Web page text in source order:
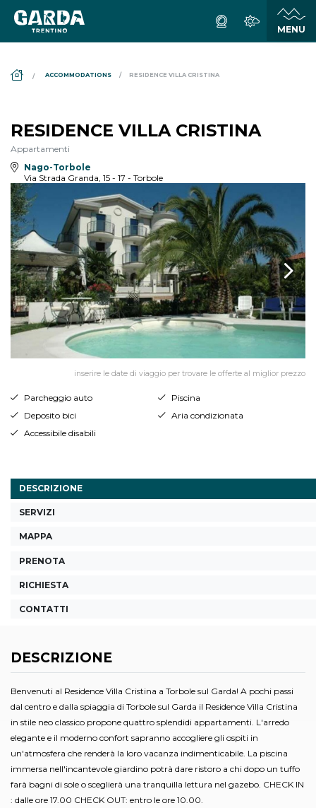
ACCOMMODATIONS RESIDENCE VILLA CRISTINA
RESIDENCE VILLA CRISTINA
Appartamenti
Nago-Torbole
Via Strada Granda, 15 - 17 - Torbole
inserire le date di viaggio per trovare le offerte al miglior prezzo
Parcheggio auto
Piscina
Deposito bici
Aria condizionata
Accessibile disabili
DESCRIZIONE
SERVIZI
MAPPA
PRENOTA
RICHIESTA
CONTATTI
DESCRIZIONE
Benvenuti al Residence Villa Cristina a Torbole sul Garda! A pochi passi
dal centro e dalla spiaggia di Torbole sul Garda il Residence Villa Cristina
in stile neo classico propone quattro splendidi appartamenti. L'arredo
elegante e il moderno confort sapranno accogliere gli ospiti in
un'atmosfera che renderà la loro vacanza indimenticabile. La piscina
immersa nell'incantevole giardino potrà dare ristoro a chi dopo un tuffo
farà bagni di sole o sceglierà una tranquilla lettura nel gazebo. CHECK IN
: dalle ore 17.00 CHECK OUT: entro le ore 10.00.